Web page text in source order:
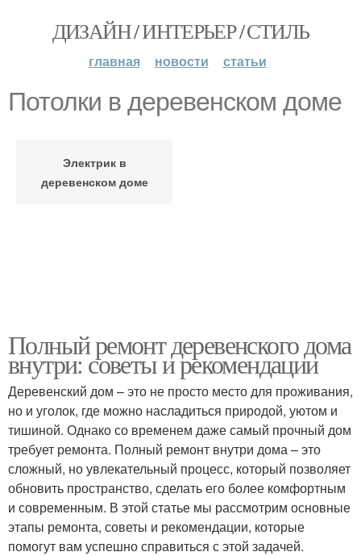
ДИЗАЙН / ИНТЕРЬЕР / СТИЛЬ
главная новости статьи
Потолки в деревенском доме
Электрик в
деревенском доме
Полный ремонт деревенского дома
внутри: советы и рекомендации
Деревенский дом – это не просто место для проживания,
но и уголок, где можно насладиться природой, уютом и
тишиной. Однако со временем даже самый прочный дом
требует ремонта. Полный ремонт внутри дома – это
сложный, но увлекательный процесс, который позволяет
обновить пространство, сделать его более комфортным
и современным. В этой статье мы рассмотрим основные
этапы ремонта, советы и рекомендации, которые
помогут вам успешно справиться с этой задачей.